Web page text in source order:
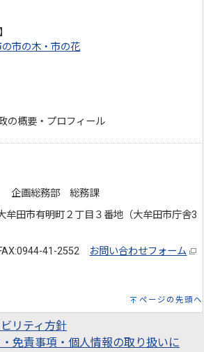
市の木・市の花
の概要・プロフィール
企画総務部 総務課
牟田市有明町２丁目３番地（大牟田市庁舎3
41-2552
お問い合わせフォーム
ページの先頭へ
リティ方針
免責事項・個人情報の取り扱いに